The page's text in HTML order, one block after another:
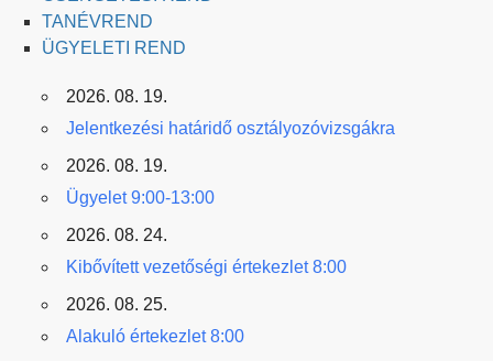
TANÉVREND
ÜGYELETI REND
2026. 08. 19.
Jelentkezési határidő osztályozóvizsgákra
2026. 08. 19.
Ügyelet 9:00-13:00
2026. 08. 24.
Kibővített vezetőségi értekezlet 8:00
2026. 08. 25.
Alakuló értekezlet 8:00